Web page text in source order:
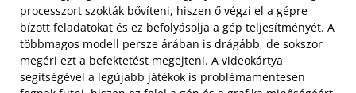
processzort szokták bővíteni, hiszen ő végzi el a gépre
bízott feladatokat és ez befolyásolja a gép teljesítményét. A
többmagos modell persze árában is drágább, de sokszor
megéri ezt a befektetést megejteni. A videokártya
segítségével a legújabb játékok is problémamentesen